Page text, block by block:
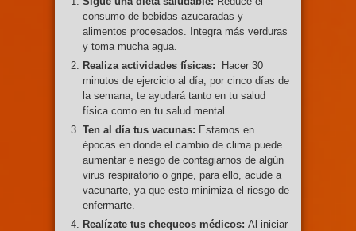
consumo de bebidas azucaradas y
alimentos procesados. Integra más verduras
y toma mucha agua.
Realiza actividades físicas:
Hacer 30
minutos de ejercicio al día, por cinco días de
la semana, te ayudará tanto en tu salud
física como en tu salud mental.
Ten al día tus vacunas: Estamos en
épocas en donde el cambio de clima puede
aumentar e riesgo de contagiarnos de algún
virus respiratorio o gripe, para ello, acude a
vacunarte, ya que esto minimiza el riesgo de
enfermarte.
Realízate tus chequeos médicos: Al iniciar